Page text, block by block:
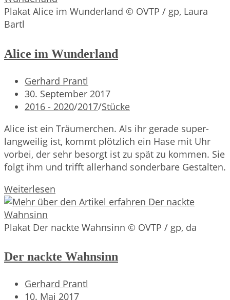
Räuber
Plakat Alice im Wunderland © OVTP / gp, Laura
Bartl
Alice im Wunderland
Beitrags-
Autor:
Gerhard Prantl
Beitrag
veröffentlicht:
30. September 2017
Beitrags-
2016 - 2020/2017/Stücke
Alice ist ein Träumerchen. Als ihr gerade super-
langweilig ist, kommt plötzlich ein Hase mit Uhr
vorbei, der sehr besorgt ist zu spät zu kommen. Sie
folgt ihm und trifft allerhand sonderbare Gestalten.
Weiterlesen
im
Plakat Der nackte Wahnsinn © OVTP / gp, da
Der nackte Wahnsinn
Beitrags-
Autor:
Gerhard Prantl
Beitrag
10. Mai 2017